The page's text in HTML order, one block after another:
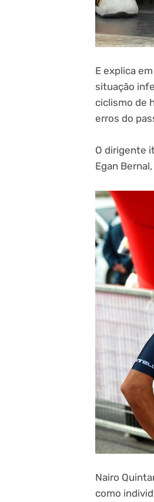
E explica
situação
ciclismo de
erros do
O dirigente
Egan
Nairo
como